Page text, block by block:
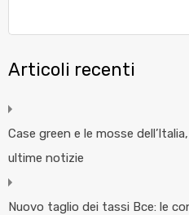
Articoli recenti
Case green e le mosse
ultime notizie
Nuovo taglio dei tassi Bce: le